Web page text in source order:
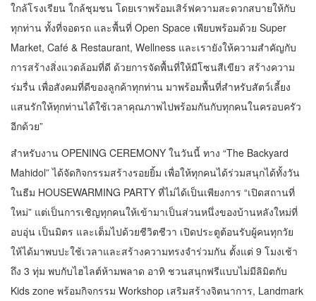
ใกล้โรงเรียน ใกล้ชุมชน โดยเราพร้อมเสิร์ฟความสะดวกสบายให้กับ
ทุกท่าน ทั้งที่จอดรถ และพื้นที่ Open Space เพียบพร้อมด้วย Super
Market, Café & Restaurant, Wellness และเรายังให้ความสำคัญกับ
การสร้างสิ่งแวดล้อมที่ดี ด้วยการจัดพื้นที่ให้มีโซนสีเขียว สร้างความ
ร่มรื่น เพื่อสังคมที่ดีของลูกค้าทุกท่าน มาพร้อมพื้นที่สำหรับสัตว์เลี้ยง
แสนรักให้ทุกท่านได้ใช้เวลาคุณภาพไปพร้อมกันกับทุกคนในครอบครัว
อีกด้วย”
สำหรับงาน OPENING CEREMONY ในวันนี้ ทาง “The Backyard
Mahidol” ได้จัดกิจกรรมสร้างรอยยิ้ม เพื่อให้ทุกคนได้ร่วมสนุกได้ทั้งวัน
ในธีม HOUSEWARMING PARTY ที่ไม่ได้เป็นเพียงการ “เปิดสถานที่
ใหม่” แต่เป็นการเชิญทุกคนให้เข้ามาเป็นส่วนหนึ่งของบ้านหลังใหม่ที่
อบอุ่น เป็นมิตร และเต็มไปด้วยชีวิตชีวา เปิดประตูต้อนรับผู้คนทุกวัย
ให้ได้มาพบปะใช้เวลาและสร้างความทรงจำร่วมกัน ตั้งแต่ 9 โมงเช้า
ถึง 3 ทุ่ม พบกับไฮไลต์ห้ามพลาด อาทิ ชวนสนุกฟรีแบบไม่มีลิมิตกับ
Kids zone พร้อมกิจกรรม Workshop เสริมสร้างจิตนาการ, Landmark